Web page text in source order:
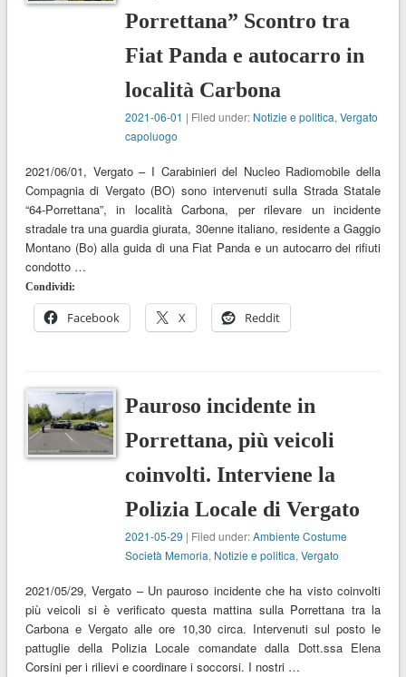
Porrettana” Scontro tra
Fiat Panda e autocarro in
località Carbona
2021-06-01 | Filed under: Notizie e politica,Vergato
capoluogo
2021/06/01, Vergato – I Carabinieri del Nucleo Radiomobile della
Compagnia di Vergato (BO) sono intervenuti sulla Strada Statale
“64-Porrettana”, in località Carbona, per rilevare un incidente
stradale tra una guardia giurata, 30enne italiano, residente a Gaggio
Montano (Bo) alla guida di una Fiat Panda e un autocarro dei rifiuti
condotto …
Condividi:
Facebook X Reddit
Pauroso incidente in
Porrettana, più veicoli
coinvolti. Interviene la
Polizia Locale di Vergato
2021-05-29 | Filed under:Ambiente Costume
Società Memoria, Notizie e politica,Vergato
2021/05/29, Vergato – Un pauroso incidente che ha visto coinvolti
più veicoli si è verificato questa mattina sulla Porrettana tra la
Carbona e Vergato alle ore 10,30 circa. Intervenuti sul posto le
pattuglie della Polizia Locale comandate dalla Dott.ssa Elena
Corsini per i rilievi e coordinare i soccorsi. I nostri …